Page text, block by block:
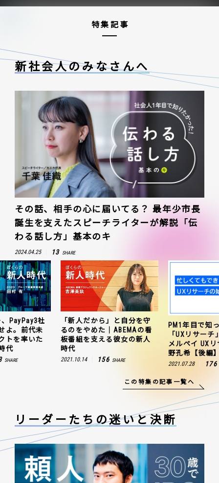
特集記事
新社会人のみなさんへ
その話、相手の心に届いてる？ 最年少市長
誕生を支えたスピーチライターが解説「伝
わる話し方」基本のキ
2024.04.25 13 SHARE
と自分を守
ABEMAの看
彼女の新人
SHARE
PM1年目で知っておきたい
「UXリサーチ」の始め方｜
メルペイ UXリサーチャー 草
野孔希【後編】
2021.07.28 176
ZOZO、ヤフ
連携を成功さ
聞のプロジェ
田村有の新人
163
この特集の記事一覧へ
リーダーたちの迷いと決断